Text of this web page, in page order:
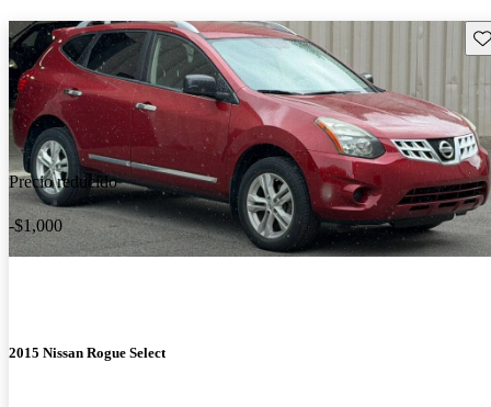
Precio reducido
-$1,000
2015 Nissan Rogue Select